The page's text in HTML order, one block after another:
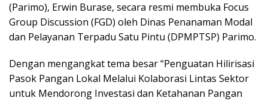
(Parimo), Erwin Burase, secara resmi membuka Focus
Group Discussion (FGD) oleh Dinas Penanaman Modal
dan Pelayanan Terpadu Satu Pintu (DPMPTSP) Parimo.
Dengan mengangkat tema besar “Penguatan Hilirisasi
Pasok Pangan Lokal Melalui Kolaborasi Lintas Sektor
untuk Mendorong Investasi dan Ketahanan Pangan